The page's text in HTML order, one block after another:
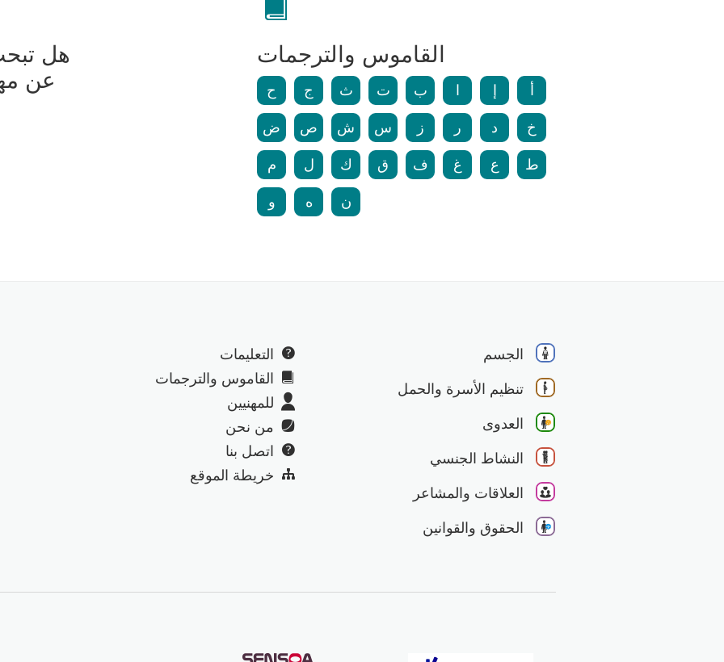
القاموس والترجمات
أ إ ا ب ت ث ج ح
خ د ر ز س ش ص ض
ط ع غ ف ق ك ل م
ن ه و
هل
عن
الجسم
تنظيم الأسرة والحمل
العدوى
النشاط الجنسي
العلاقات والمشاعر
الحقوق والقوانين
التعليمات
القاموس والترجمات
للمهنيين
من نحن
اتصل بنا
خريطة الموقع